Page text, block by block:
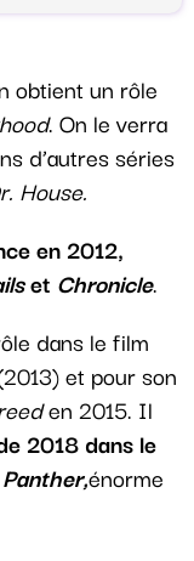
obtient un rôle
. On le verra
d’autres séries
House.
en 2012,
et Chronicle.
dans le film
et pour son
en 2015. Il
2018 dans le
énorme